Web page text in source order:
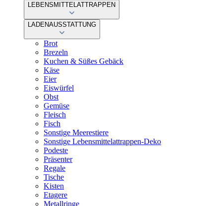
LEBENSMITTELATTRAPPEN
LADENAUSSTATTUNG
Brot
Brezeln
Kuchen & Süßes Gebäck
Käse
Eier
Eiswürfel
Obst
Gemüse
Fleisch
Fisch
Sonstige Meerestiere
Sonstige Lebensmittelattrappen-Deko
Podeste
Präsenter
Regale
Tische
Kisten
Etagere
Metallringe